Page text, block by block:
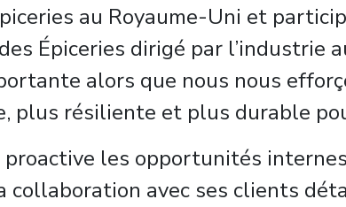
au Royaume-Uni et
Épiceries dirigé par l’industrie
alors que nous nous
plus résiliente et plus durable
les opportunités
collaboration avec ses clients